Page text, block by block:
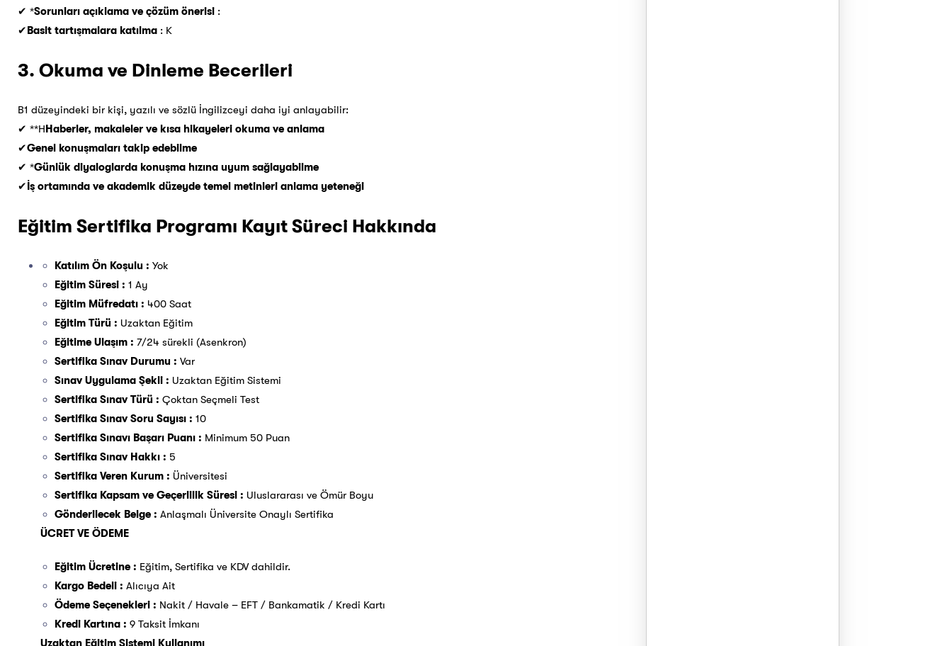
✔ *Sorunları açıklama ve çözüm önerisi :
✔Basit tartışmalara katılma : K
3. Okuma ve Dinleme Becerileri
B1 düzeyindeki bir kişi, yazılı ve sözlü İngilizceyi daha iyi anlayabilir:
✔ **HHaberler, makaleler ve kısa hikayeleri okuma ve anlama
✔Genel konuşmaları takip edebilme
✔ *Günlük diyaloglarda konuşma hızına uyum sağlayabilme
✔İş ortamında ve akademik düzeyde temel metinleri anlama yeteneği
Eğitim Sertifika Programı Kayıt Süreci Hakkında
Katılım Ön Koşulu : Yok
Eğitim Süresi : 1 Ay
Eğitim Müfredatı : 400 Saat
Eğitim Türü : Uzaktan Eğitim
Eğitime Ulaşım : 7/24 sürekli (Asenkron)
Sertifika Sınav Durumu : Var
Sınav Uygulama Şekli : Uzaktan Eğitim Sistemi
Sertifika Sınav Türü : Çoktan Seçmeli Test
Sertifika Sınav Soru Sayısı : 10
Sertifika Sınavı Başarı Puanı : Minimum 50 Puan
Sertifika Sınav Hakkı : 5
Sertifika Veren Kurum : Üniversitesi
Sertifika Kapsam ve Geçerlilik Süresi : Uluslararası ve Ömür Boyu
Gönderilecek Belge : Anlaşmalı Üniversite Onaylı Sertifika
ÜCRET VE ÖDEME
Eğitim Ücretine : Eğitim, Sertifika ve KDV dahildir.
Kargo Bedeli : Alıcıya Ait
Ödeme Seçenekleri : Nakit / Havale – EFT / Bankamatik / Kredi Kartı
Kredi Kartına : 9 Taksit İmkanı
Uzaktan Eğitim Sistemi Kullanımı